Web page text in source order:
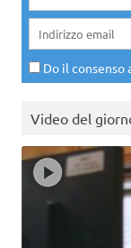
Do il
Video del